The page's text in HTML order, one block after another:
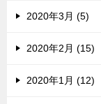
2020年3月 (5)
2020年2月 (15)
2020年1月 (12)